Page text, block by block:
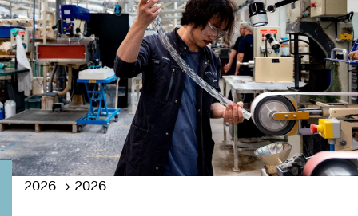
2026 2026